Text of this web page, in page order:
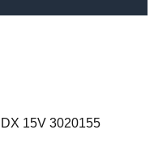
15V 3020155